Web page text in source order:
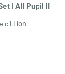
I All Pupil II
с Li-ion